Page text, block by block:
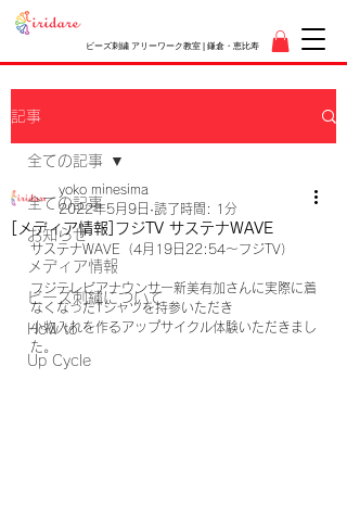
ビーズ刺繍 アリーワーク教室 | 鎌倉・恵比寿
記事
全ての記事
お知らせ
メディア情報
ビーズ刺繍について
How to
Up Cycle
全ての記事
[メディア情報]フジTV サステナWAVE
yoko minesima
2022年5月9日 読了時間: 1分
サステナWAVE（4月19日22:54～フジTV）
フジテレビアナウンサー新美有加さんに実際に着
なくなったTシャツを持参いただき
小物入れを作るアップサイクル体験いただきまし
た。